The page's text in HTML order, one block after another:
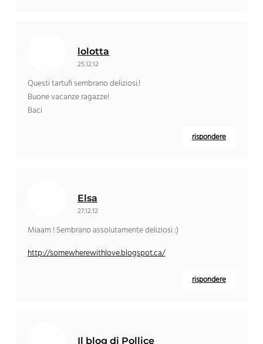
lolotta
25.12.12
Questi tartufi sembrano deliziosi.!
Buone vacanze ragazze!
Baci
rispondere
Elsa
27.12.12
Miaam ! Sembrano assolutamente deliziosi :)
http://somewherewithlove.blogspot.ca/
rispondere
Il blog di Pollice